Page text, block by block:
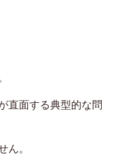
直面する典型的な問
ん。